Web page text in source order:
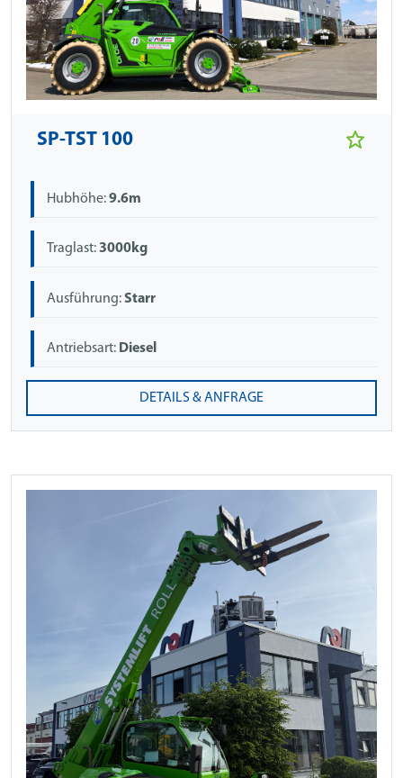
SP-TST 100
Hubhöhe:9.6m
Traglast:3000kg
Ausführung:Starr
Antriebsart: Diesel
DETAILS & ANFRAGE